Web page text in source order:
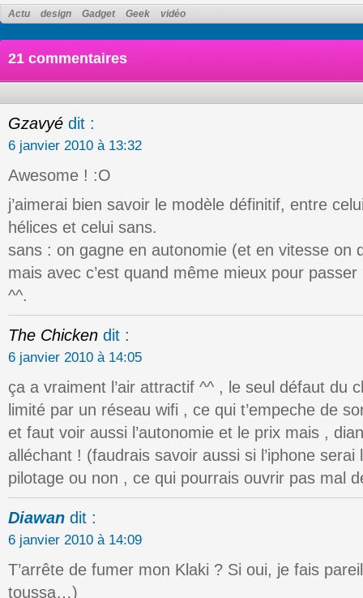
Actu design Gadget Geek vidéo
21 commentaires
Gzavyé dit :
6 janvier 2010 à 13:32
Awesome ! :O
j’aimerai bien savoir le modèle définitif, entre
hélices et celui sans.
sans : on gagne en autonomie (et en vitesse on
mais avec c’est quand même mieux pour
^^.
The Chicken dit :
6 janvier 2010 à 14:05
ça a vraiment l’air attractif ^^ , le seul défaut du
limité par un réseau wifi , ce qui t’empeche de
et faut voir aussi l’autonomie et le prix mais ,
alléchant ! (faudrais savoir aussi si l’iphone
pilotage ou non , ce qui pourrais ouvrir pas mal
Diawan dit :
6 janvier 2010 à 14:09
T’arrête de fumer mon Klaki ? Si oui, je fais
toussa…)